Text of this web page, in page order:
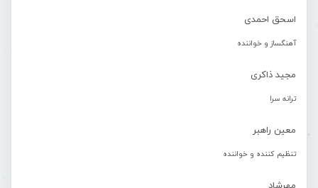
اسحق احمدی
آهنگساز و خواننده
مجید ذاکری
ترانه سرا
معین راهبر
تنظیم کننده و خواننده